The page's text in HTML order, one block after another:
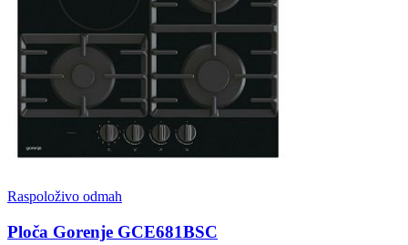
Raspoloživo odmah
Ploča Gorenje GCE681BSC